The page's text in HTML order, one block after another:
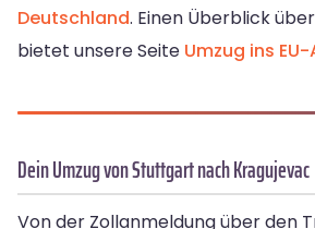
Deutschland. Einen Überblick
bietet unsere Seite Umzug ins
Dein Umzug von Stuttgart nach Kragujevac
Von der Zollanmeldung über den